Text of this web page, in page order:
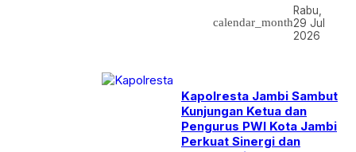
calendar_month
Rabu,
29 Jul
2026
Kapolresta Jambi Sambut
Kunjungan Ketua dan
Pengurus PWI Kota Jambi
Perkuat Sinergi dan